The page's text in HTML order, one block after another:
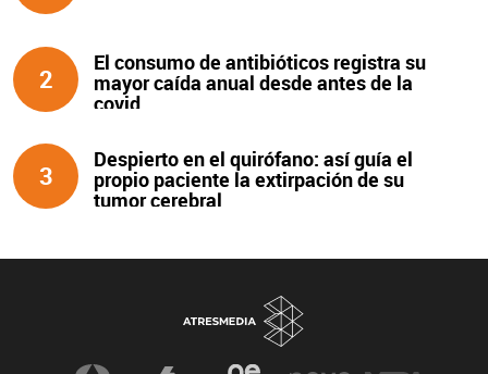
2
El consumo de antibióticos registra su
mayor caída anual desde antes de la
covid
3
Despierto en el quirófano: así guía el
propio paciente la extirpación de su
tumor cerebral